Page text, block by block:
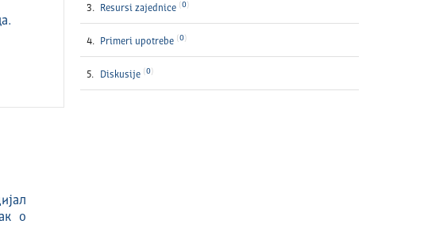
о
Resursi zajednice 0
Primeri upotrebe 0
Diskusije 0